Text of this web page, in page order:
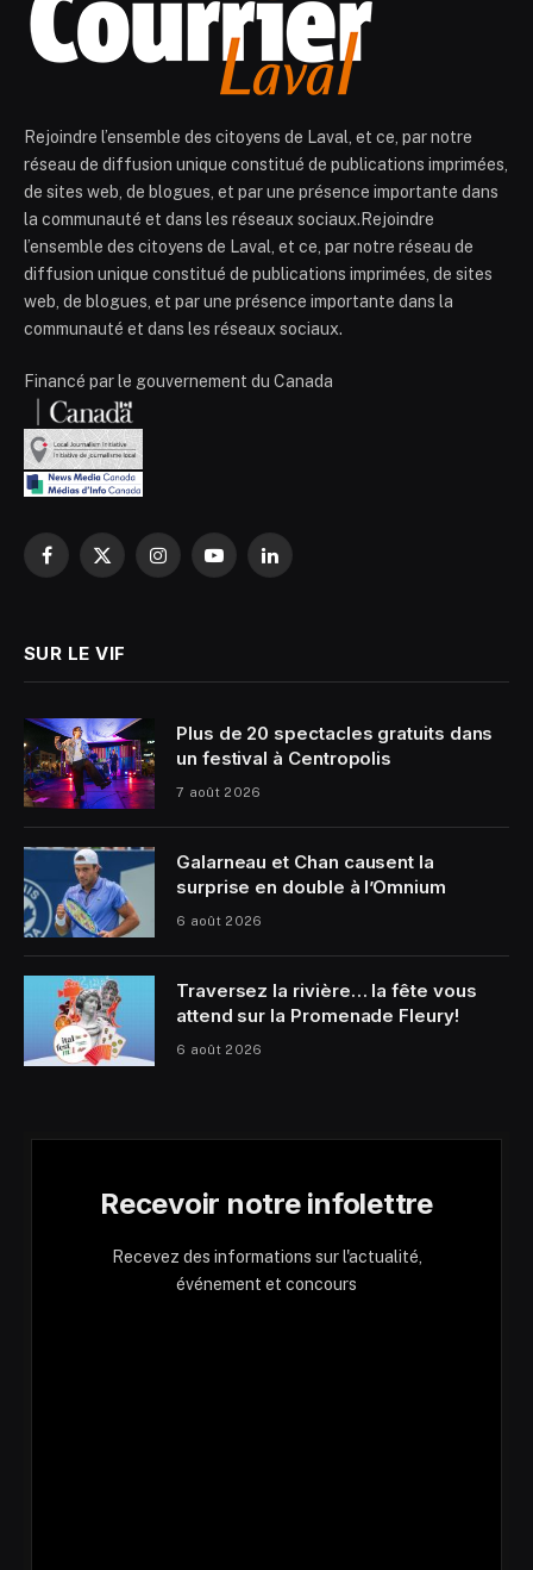
Rejoindre l’ensemble des citoyens de Laval, et ce, par notre
réseau de diffusion unique constitué de publications imprimées,
de sites web, de blogues, et par une présence importante dans
la communauté et dans les réseaux sociaux.Rejoindre
l’ensemble des citoyens de Laval, et ce, par notre réseau de
diffusion unique constitué de publications imprimées, de sites
web, de blogues, et par une présence importante dans la
communauté et dans les réseaux sociaux.
Financé par le gouvernement du Canada
Facebook
X
InstagramYouTubeLinkedIn
SUR LE VIF
Plus de 20 spectacles gratuits dans
un festival à Centropolis
7 août 2026
Galarneau et Chan causent la
surprise en double à l’Omnium
6 août 2026
Traversez la rivière… la fête vous
attend sur la Promenade Fleury!
6 août 2026
Recevoir notre infolettre
Recevez des informations sur l'actualité,
événement et concours